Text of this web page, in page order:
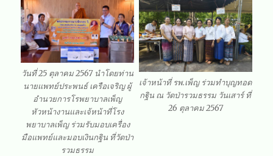
วันที่ 25 ตุลาคม 2567 นำโดยท่าน
นายแพทย์ประพนธ์ เครือเจริญ ผู้
อำนวยการโรพยาบาลเพ็ญ
หัวหน้างานและเจ้หน้าที่โรง
พยาบาลเพ็ญ ร่วมรับมอบเครื่อง
มือแพทย์และมอบเงินกฐิน ที่วัดป่า
รวมธรรม
เจ้าหน้าที่ รพ.เพ็ญ ร่วมทำบุญทอด
กฐิน ณ วัดป่ารวมธรรม วันเสาร์ ที่
26 ตุลาคม 2567